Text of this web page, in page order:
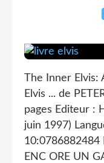
The Inner Elvis:
Elvis ... de
pages Editeur :
juin 1997)
10:0786882484
ENC ORE UN